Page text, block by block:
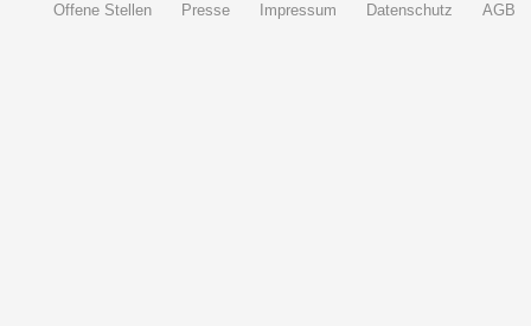
Offene Stellen Presse Impressum Datenschutz AGB